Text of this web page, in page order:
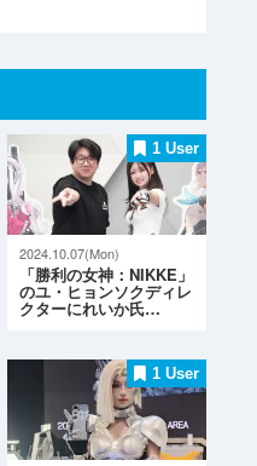
1 User
2024.10.07(Mon)
「勝利の女神：NIKKE」
のユ・ヒョンソクディレ
クターにれいか氏…
1 User